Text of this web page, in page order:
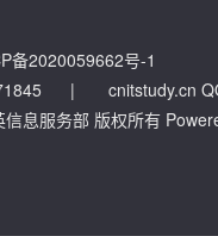
备2020059662号-1
|
cnitstudy.cn
息服务部 版权所有